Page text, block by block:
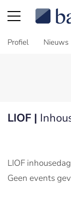
Profiel Nieuws
LIOF |
LIOF
Geen events